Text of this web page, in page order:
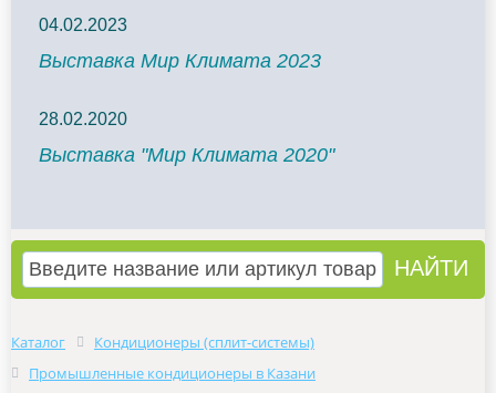
04.02.2023
Выставка Мир Климата 2023
28.02.2020
Выставка "Мир Климата 2020"
Каталог
Кондиционеры (сплит-системы)
Промышленные кондиционеры в Казани